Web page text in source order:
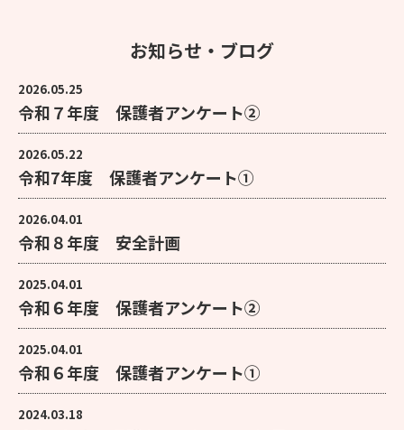
お知らせ・ブログ
2026.05.25
令和７年度 保護者アンケート②
2026.05.22
令和7年度 保護者アンケート①
2026.04.01
令和８年度 安全計画
2025.04.01
令和６年度 保護者アンケート②
2025.04.01
令和６年度 保護者アンケート①
2024.03.18